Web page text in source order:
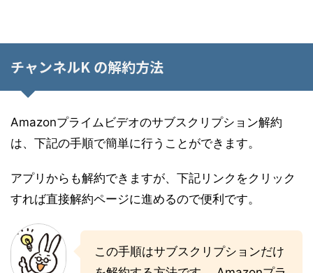
チャンネルK の解約方法
Amazonプライムビデオのサブスクリプション解約
は、下記の手順で簡単に行うことができます。
アプリからも解約できますが、下記リンクをクリック
すれば直接解約ページに進めるので便利です。
この手順はサブスクリプションだけ